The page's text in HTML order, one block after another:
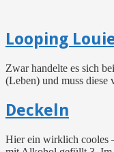
Looping
Zwar handelte es sich
(Leben) und muss
Deckeln
Hier ein wirklich cooles